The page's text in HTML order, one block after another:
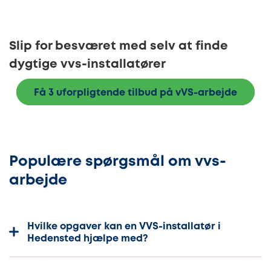
Slip for besværet med selv at finde
dygtige vvs-installatører
Få 3 uforpligtende tilbud på vVS-arbejde
Populære spørgsmål om vvs-
arbejde
Hvilke opgaver kan en VVS-installatør i
Hedensted hjælpe med?